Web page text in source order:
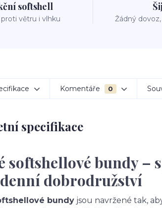
softshell
větru i vlhku Žádný
Komentáře 0
specifikace
softshellové bundy
dobrodružství
bundy jsou navržené tak,